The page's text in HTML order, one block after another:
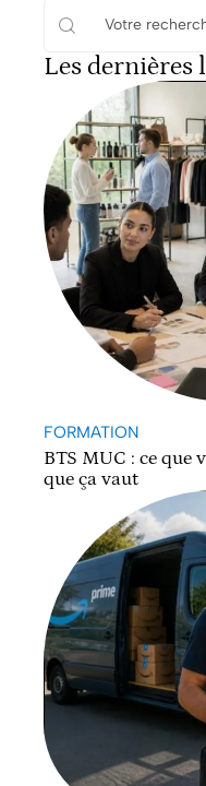
Les dernières
FORMATION
BTS MUC : ce que
que ça vaut